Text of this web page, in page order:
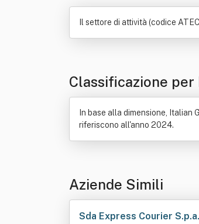
Il settore di attività (codice
Classificazione per
In base alla dimensione, Italian
riferiscono all'anno 2024.
Aziende Simili
Sda Express Courier